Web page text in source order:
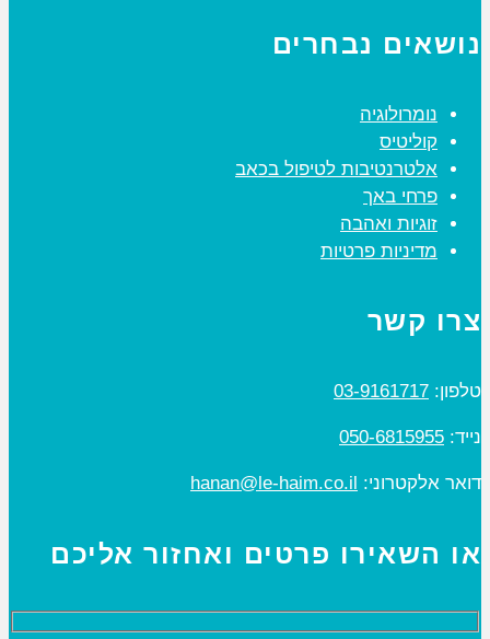
נושאים נבחרים
נומרולוגיה
קוליטיס
אלטרנטיבות לטיפול בכאב
פרחי באך
זוגיות ואהבה
מדיניות פרטיות
צרו קשר
טלפון: 03-9161717
נייד: 050-6815955
דואר אלקטרוני: hanan@le-haim.co.il
או השאירו פרטים ואחזור אליכם